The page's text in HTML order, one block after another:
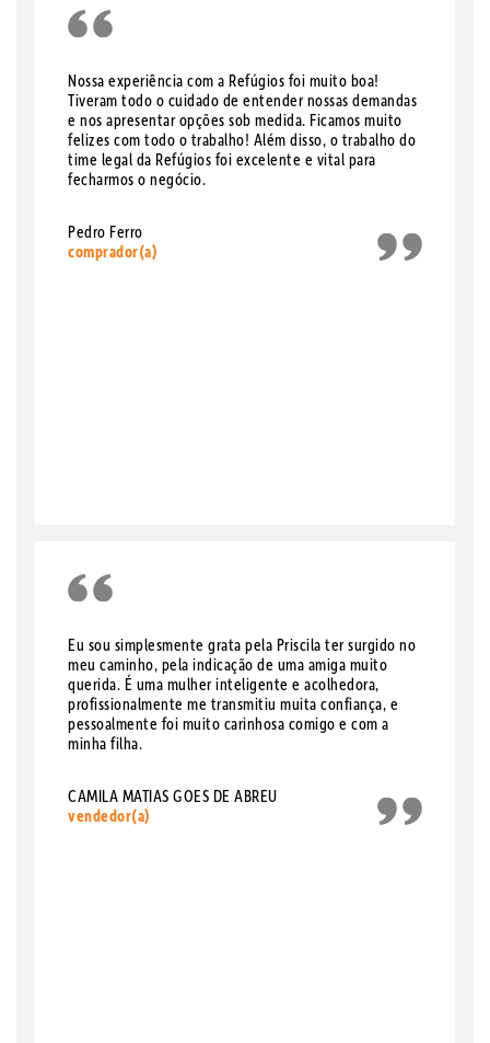
Nossa experiência com a Refúgios foi muito boa!
Tiveram todo o cuidado de entender nossas demandas
e nos apresentar opções sob medida. Ficamos muito
felizes com todo o trabalho! Além disso, o trabalho do
time legal da Refúgios foi excelente e vital para
fecharmos o negócio.
Pedro Ferro
comprador(a)
Eu sou simplesmente grata pela Priscila ter surgido no
meu caminho, pela indicação de uma amiga muito
querida. É uma mulher inteligente e acolhedora,
profissionalmente me transmitiu muita confiança, e
pessoalmente foi muito carinhosa comigo e com a
minha filha.
CAMILA MATIAS GOES DE ABREU
vendedor(a)